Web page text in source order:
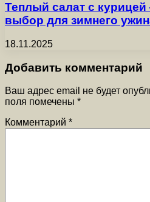
Теплый салат с
выбор для зимнего
18.11.2025
Добавить комментарий
Ваш адрес email не будет
поля помечены *
Комментарий *